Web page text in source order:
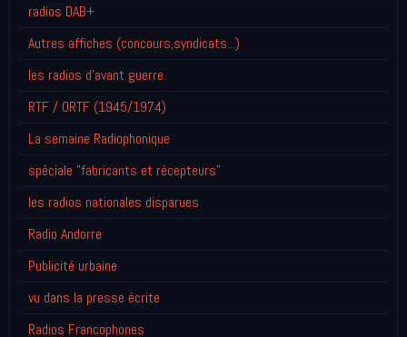
radios DAB+
Autres affiches (concours,syndicats...)
les radios d'avant guerre
RTF / ORTF (1945/1974)
La semaine Radiophonique
spéciale "fabricants et récepteurs"
les radios nationales disparues
Radio Andorre
Publicité urbaine
vu dans la presse écrite
Radios Francophones